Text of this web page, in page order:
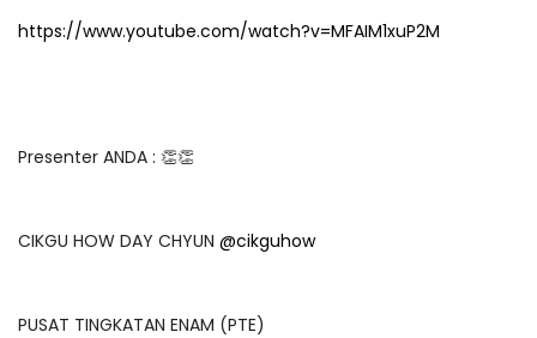
https://www.youtube.com/watch?v=MFAIM1xuP2M
Presenter ANDA : 👏👏
CIKGU HOW DAY CHYUN @cikguhow
PUSAT TINGKATAN ENAM (PTE)